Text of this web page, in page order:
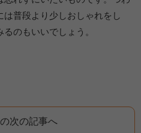
は普段より少しおしゃれをし
のもいいでしょう。
次の記事へ